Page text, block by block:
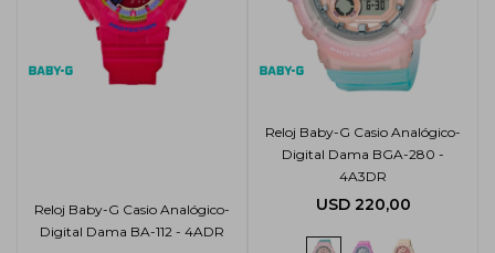
Reloj Baby-G Casio Analógico-
Digital Dama BA-112 - 4ADR
Reloj Baby-G Casio Analógico-
Digital Dama BGA-280 -
4A3DR
USD 220,00